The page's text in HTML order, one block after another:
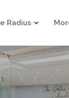
Radius